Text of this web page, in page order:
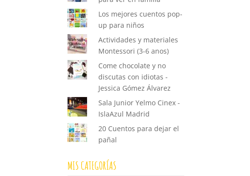
Los mejores cuentos pop-
up para niños
Actividades y materiales
Montessori (3-6 anos)
Come chocolate y no
discutas con idiotas -
Jessica Gómez Álvarez
Sala Junior Yelmo Cinex -
IslaAzul Madrid
20 Cuentos para dejar el
pañal
MIS CATEGORÍAS